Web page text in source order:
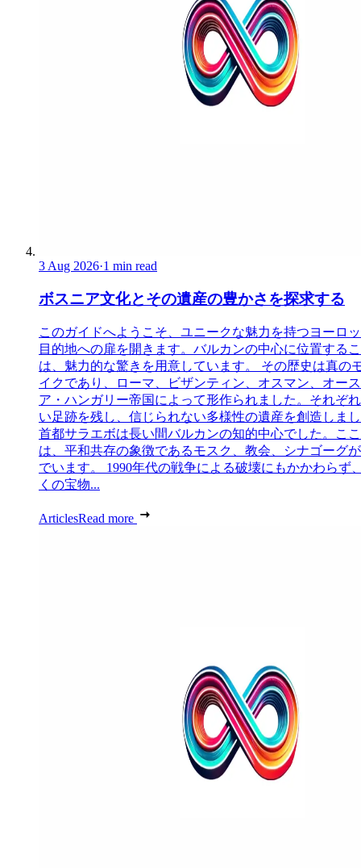
3 Aug 2026·1 min read
ボスニア文化とその遺産の豊かさを探求する
このガイドへようこそ、ユニークな魅力を持つヨーロ
目的地への扉を開きます。バルカンの中心に位置する
は、魅力的な驚きを用意しています。 その歴史は真の
イクであり、ローマ、ビザンティン、オスマン、オー
ア・ハンガリー帝国によって形作られました。それぞ
い足跡を残し、信じられない多様性の遺産を創造しま
首都サラエボは長い間バルカンの知的中心でした。こ
は、平和共存の象徴であるモスク、教会、シナゴーグ
でいます。 1990年代の戦争による破壊にもかかわらず
くの宝物...
ArticlesRead more